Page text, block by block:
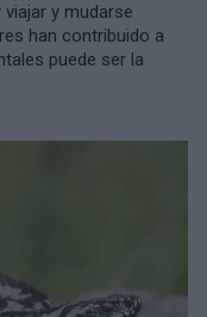
y mudarse
han contribuido a
puede ser la